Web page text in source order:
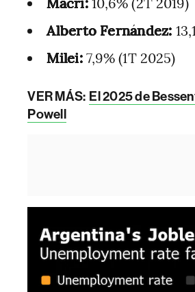
Alberto Fernández:
Milei:7,9% (1T 2025)
VER MÁS: El 2025 de
Powell